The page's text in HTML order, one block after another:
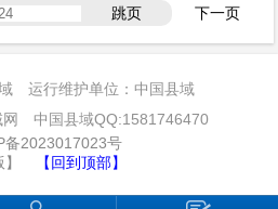
跳页 下一页
运行维护单位：中国县域
网 中国县域QQ:1581746470
备2023017023号
【回到顶部】